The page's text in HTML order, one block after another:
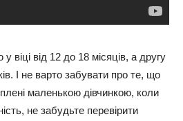
від 12 до 18 місяців, а другу
І не варто забувати про те, що
маленькою дівчинкою, коли
не забудьте перевірити